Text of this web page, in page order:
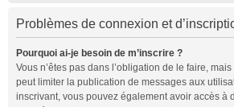
Problèmes de connexion et
Pourquoi ai-je besoin de m’inscrire ?
Vous n’êtes pas dans l’obligation de le faire,
peut limiter la publication de messages aux
inscrivant, vous pouvez également avoir accès à